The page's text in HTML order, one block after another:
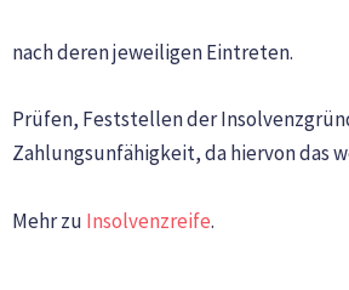
nach deren jeweiligen Eintreten.
Prüfen, Feststellen der
Zahlungsunfähigkeit, da hiervon das
Mehr zu Insolvenzreife.